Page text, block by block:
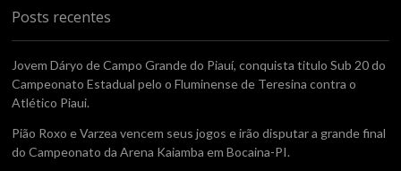
Posts recentes
Jovem Dáryo de Campo Grande do Piauí, conquista titulo Sub 20 do
Campeonato Estadual pelo o Fluminense de Teresina contra o
Atlético Piaui.
Pião Roxo e Varzea vencem seus jogos e irão disputar a grande final
do Campeonato da Arena Kaiamba em Bocaina-PI.